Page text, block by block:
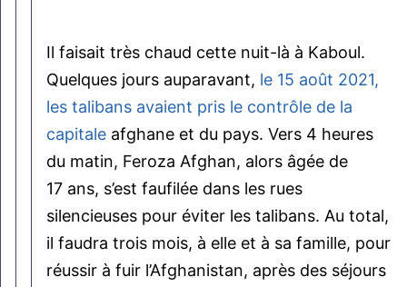
Il faisait très chaud cette nuit-là à Kaboul.
Quelques jours auparavant, le 15 août 2021,
les talibans avaient pris le contrôle de la
capitale afghane et du pays. Vers 4 heures
du matin, Feroza Afghan, alors âgée de
17 ans, s’est faufilée dans les rues
silencieuses pour éviter les talibans. Au total,
il faudra trois mois, à elle et à sa famille, pour
réussir à fuir l’Afghanistan, après des séjours